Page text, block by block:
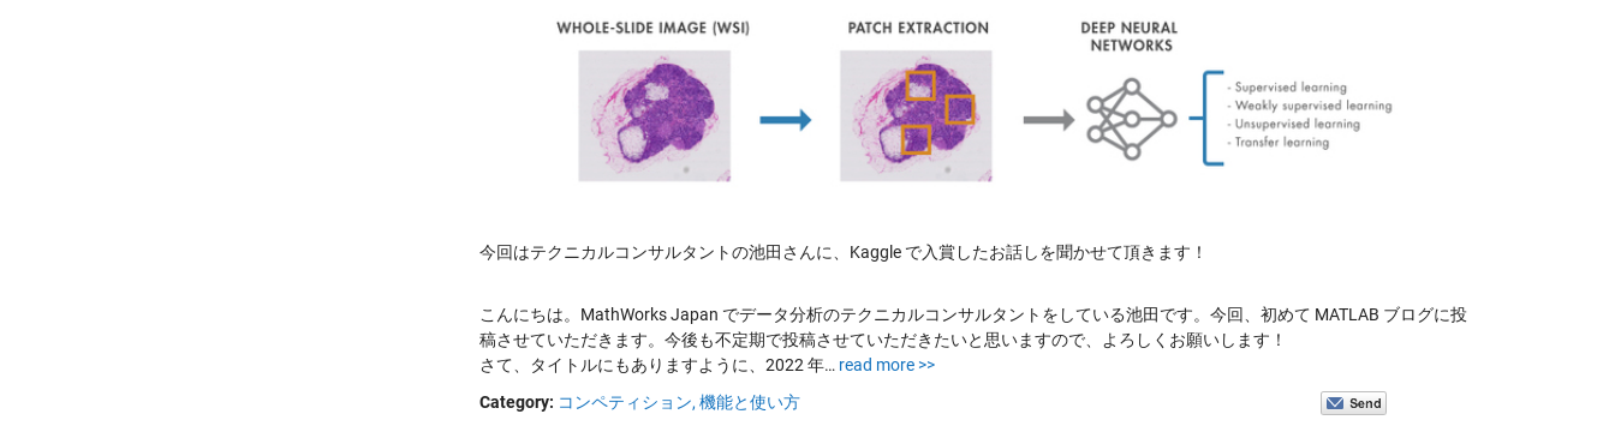
今回はテクニカルコンサルタントの池田さんに、Kaggle で入賞したお話しを聞かせて頂きます！
こんにちは。MathWorks Japan でデータ分析のテクニカルコンサルタントをしている池田です。今回、初めて MATLAB ブログに投
稿させていただきます。今後も不定期で投稿させていただきたいと思いますので、よろしくお願いします！
さて、タイトルにもありますように、2022 年… read more >>
Category: コンペティション, 機能と使い方